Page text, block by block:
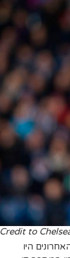
Credit to
היו